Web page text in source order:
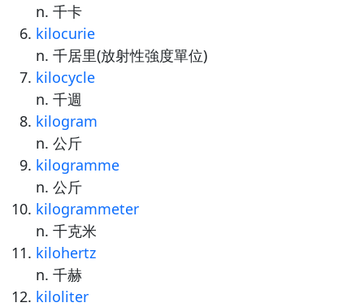
n. 千卡
kilocurie
n. 千居里(放射性強度單位)
kilocycle
n. 千週
kilogram
n. 公斤
kilogramme
n. 公斤
kilogrammeter
n. 千克米
kilohertz
n. 千赫
kiloliter